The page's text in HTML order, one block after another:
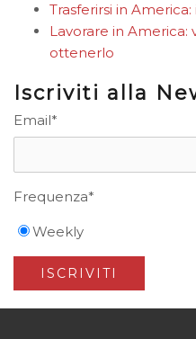
Trasferirsi in
Lavorare in America:
ottenerlo
Iscriviti alla
Email*
Frequenza*
Weekly